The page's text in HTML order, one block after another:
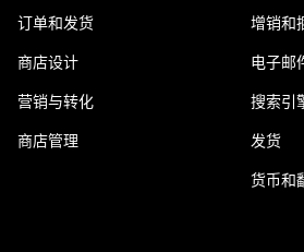
订单和发货
商店设计
营销与转化
商店管理
增销和
电子邮
搜索引
发货
货币和